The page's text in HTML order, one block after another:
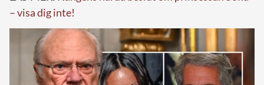
– visa dig inte!